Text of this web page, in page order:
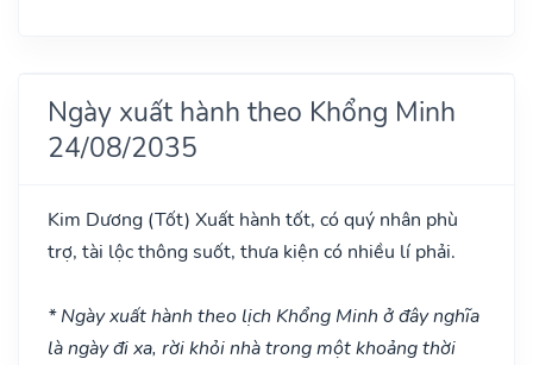
Ngày xuất hành theo Khổng Minh
24/08/2035
Kim Dương (Tốt) Xuất hành tốt, có quý nhân phù
trợ, tài lộc thông suốt, thưa kiện có nhiều lí phải.
* Ngày xuất hành theo lịch Khổng Minh ở đây nghĩa
là ngày đi xa, rời khỏi nhà trong một khoảng thời